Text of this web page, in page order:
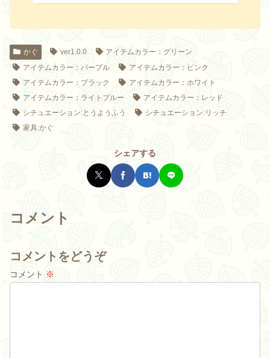
かぐ ver1.0.0
アイテムカラー：グリーン
アイテムカラー：パープル
アイテムカラー：ピンク
アイテムカラー：ブラック
アイテムカラー：ホワイト
アイテムカラー：ライトブルー
アイテムカラー：レッド
シチュエーション:とうようふう
シチュエーション:リッチ
家具:かぐ
シェアする
コメント
コメントをどうぞ
コメント ※